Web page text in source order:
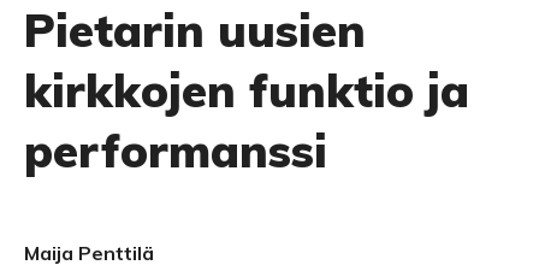
Pietarin uusien
kirkkojen funktio ja
performanssi
Maija Penttilä